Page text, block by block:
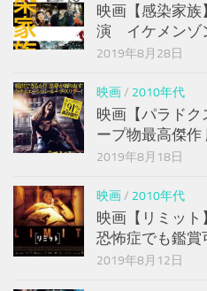
映画【感染家族
演 イケメンゾ
2019年8月28日
映画/ 2010年代
映画【パラド
ープ物最高傑作
2019年8月18日
映画/ 2010年代
映画【リミッ
恐怖症でも鑑賞
2019年8月12日